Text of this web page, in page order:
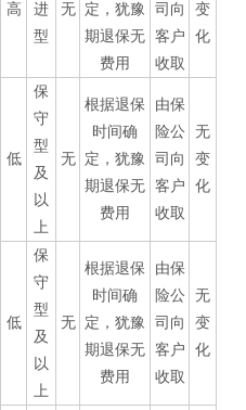
高
进
型
无
定，犹豫
期退保无
费用
司向
客户
收取
变
化
低
保
守
型
及
以
上
无
根据退保
时间确
定，犹豫
期退保无
费用
由保
险公
司向
客户
收取
无
变
化
低
保
守
型
及
以
上
无
根据退保
时间确
定，犹豫
期退保无
费用
由保
险公
司向
客户
收取
无
变
化